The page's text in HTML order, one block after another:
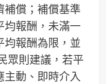
補償；補償基準
均報酬，未滿一
均報酬為限，並
眾則建議，若平
主動、即時介入